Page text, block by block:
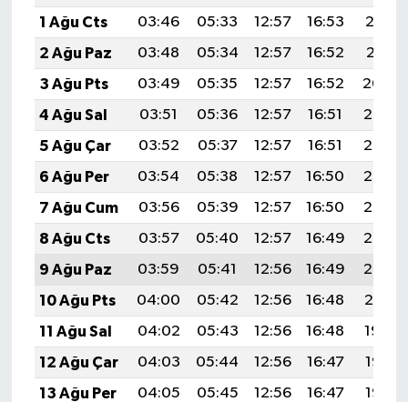
1 Ağu Cts
03:46 05:33 12:57 16:53
20:12
2 Ağu Paz
03:48 05:34 12:57 16:52
20:11
3 Ağu Pts
03:49 05:35 12:57 16:52
20:09
4 Ağu Sal
03:51 05:36 12:57 16:51
20:08
5 Ağu Çar
03:52 05:37 12:57 16:51
20:07
6 Ağu Per
03:54 05:38 12:57 16:50
20:06
7 Ağu Cum
03:56 05:39 12:57 16:50
20:05
8 Ağu Cts
03:57 05:40 12:57 16:49
20:03
9 Ağu Paz
03:59 05:41 12:56 16:49
20:02
10 Ağu Pts
04:00 05:42 12:56 16:48
20:01
11 Ağu Sal
04:02 05:43 12:56 16:48
19:59
12 Ağu Çar
04:03 05:44 12:56 16:47
19:58
13 Ağu Per
04:05 05:45 12:56 16:47
19:57